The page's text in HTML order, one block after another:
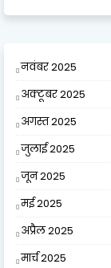
नवंबर 2025
अक्टूबर 2025
अगस्त 2025
जुलाई 2025
जून 2025
मई 2025
अप्रैल 2025
मार्च 2025